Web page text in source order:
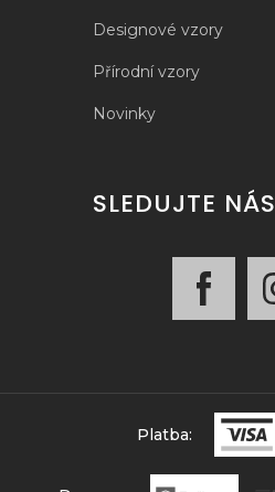
Designové vzory
Přírodní vzory
Novinky
SLEDUJTE NÁS
Platba: